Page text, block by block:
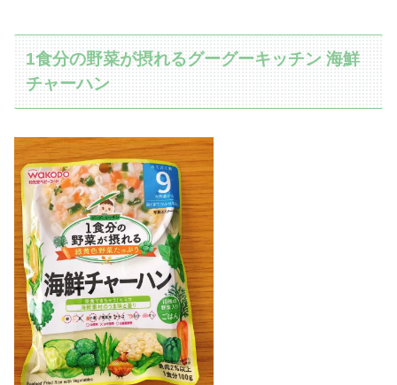
1食分の野菜が摂れるグーグーキッチン 海鮮
チャーハン